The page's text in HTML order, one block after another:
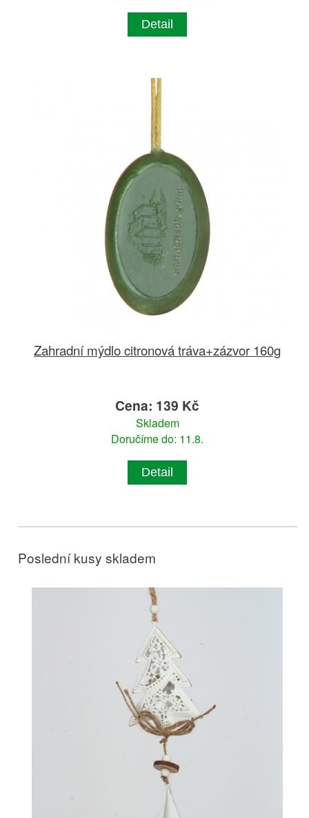
Detail
Zahradní mýdlo citronová tráva+zázvor 160g
Cena: 139 Kč
Skladem
Doručíme do: 11.8.
Detail
Poslední kusy skladem